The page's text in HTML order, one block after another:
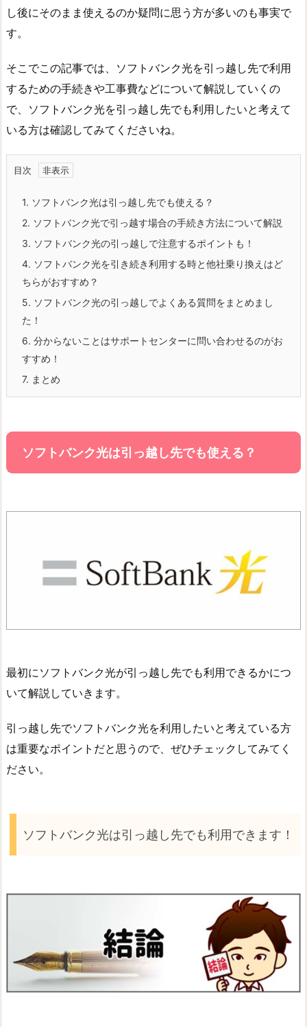
し後にそのまま使えるのか疑問に思う方が多いのも事実で
す。
そこでこの記事では、ソフトバンク光を引っ越し先で利用
するための手続きや工事費などについて解説していくの
で、ソフトバンク光を引っ越し先でも利用したいと考えて
いる方は確認してみてくださいね。
目次
1. ソフトバンク光は引っ越し先でも使える？
2. ソフトバンク光で引っ越す場合の手続き方法について解説
3. ソフトバンク光の引っ越しで注意するポイントも！
4. ソフトバンク光を引き続き利用する時と他社乗り換えはど
ちらがおすすめ？
5. ソフトバンク光の引っ越しでよくある質問をまとめまし
た！
6. 分からないことはサポートセンターに問い合わせるのがお
すすめ！
7. まとめ
ソフトバンク光は引っ越し先でも使える？
最初にソフトバンク光が引っ越し先でも利用できるかにつ
いて解説していきます。
引っ越し先でソフトバンク光を利用したいと考えている方
は重要なポイントだと思うので、ぜひチェックしてみてく
ださい。
ソフトバンク光は引っ越し先でも利用できます！